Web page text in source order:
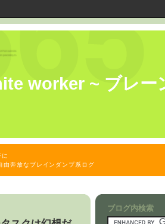
worker ~ ブレー
由奔放なブレインダンプ系ログ
ブログ内検索